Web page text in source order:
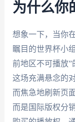
为什么你
想象一下，当你
瞩目的世界杯小
前地区不可播放
这场充满悬念的
而焦急地刷新页
而是国际版权分